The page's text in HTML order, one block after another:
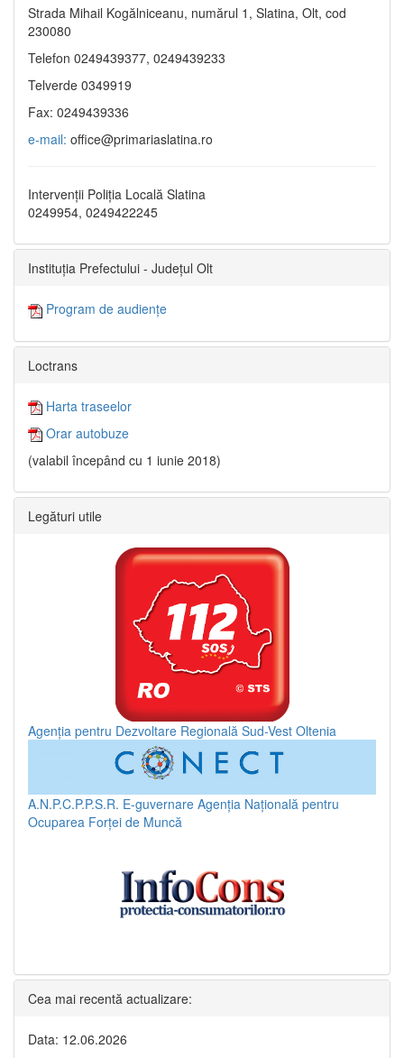
Strada Mihail Kogălniceanu, numărul 1, Slatina, Olt, cod
230080
Telefon 0249439377, 0249439233
Telverde 0349919
Fax: 0249439336
e-mail: office@primariaslatina.ro
Intervenții Poliția Locală Slatina
0249954, 0249422245
Instituția Prefectului - Județul Olt
Program de audiențe
Loctrans
Harta traseelor
Orar autobuze
(valabil începând cu 1 iunie 2018)
Legături utile
Agenția pentru Dezvoltare Regională Sud-Vest Oltenia
A.N.P.C.P.P.S.R. E-guvernare Agenția Națională pentru
Ocuparea Forței de Muncă
Cea mai recentă actualizare:
Data: 12.06.2026